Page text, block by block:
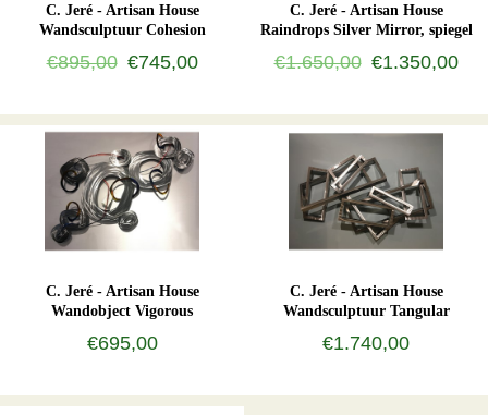
C. Jeré - Artisan House
Wandsculptuur Cohesion
€895,00 €745,00
C. Jeré - Artisan House
Raindrops Silver Mirror, spiegel
€1.650,00 €1.350,00
C. Jeré - Artisan House
Wandobject Vigorous
€695,00
C. Jeré - Artisan House
Wandsculptuur Tangular
€1.740,00